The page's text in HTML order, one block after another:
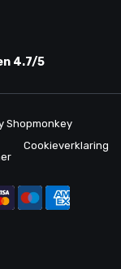
4.7/5
Shopmonkey
Cookieverklaring